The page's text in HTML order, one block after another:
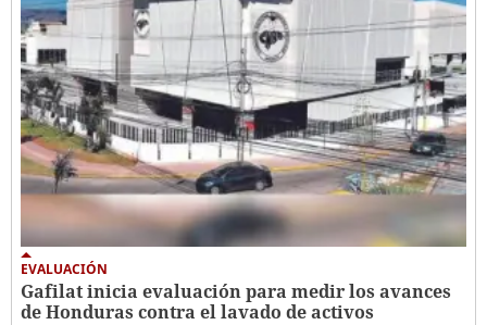
EVALUACIÓN
Gafilat inicia evaluación para medir los avances
de Honduras contra el lavado de activos